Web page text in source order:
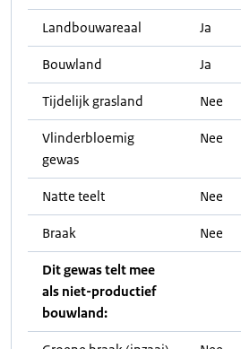
Landbouwareaal Ja
Bouwland Ja
Tijdelijk grasland Nee
Vlinderbloemig
gewas
Nee
Natte teelt Nee
Braak Nee
Dit gewas telt mee
als niet-productief
bouwland: